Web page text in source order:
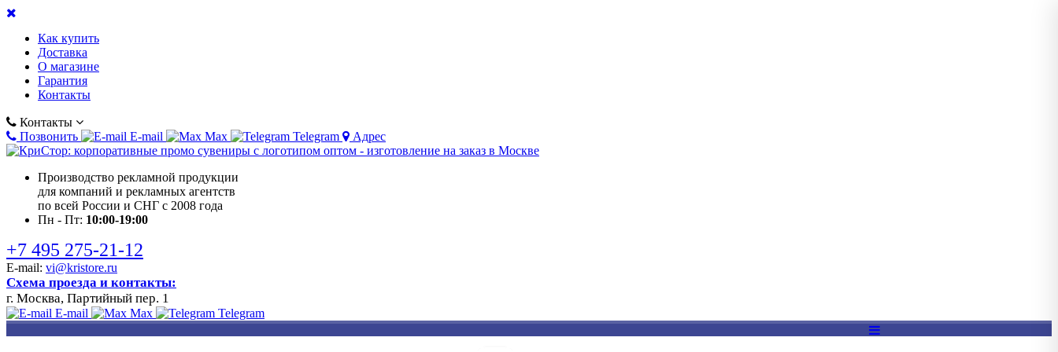
Как купить
Доставка
О магазине
Гарантия
Контакты
Контакты
Позвонить
E-mail Max Telegram Адрес
Производство рекламной продукции
для компаний и рекламных агентств
по всей России и СНГ с 2008 года
Пн - Пт: 10:00-19:00
+7 495 275-21-12
E-mail: vi@kristore.ru
Схема проезда и контакты:
г. Москва, Партийный пер. 1
E-mail Max Telegram